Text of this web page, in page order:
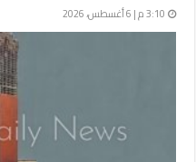
3:10 م | 6 أغسطس، 2026